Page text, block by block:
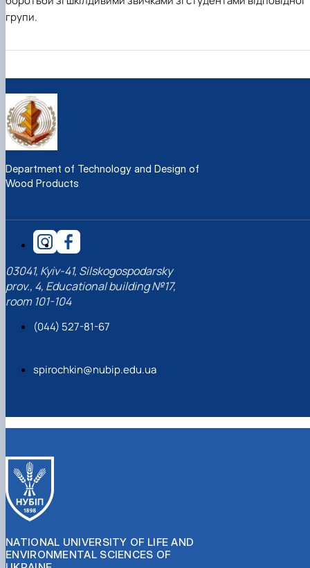
групи.
Department of Technology and Design of
Wood Products
03041, Kyiv-41, Silskogospodarsky
prov., 4, Educational building №17,
room 101-104
(044) 527-81-67
spirochkin@nubip.edu.ua
NATIONAL UNIVERSITY OF LIFE AND
ENVIRONMENTAL SCIENCES OF